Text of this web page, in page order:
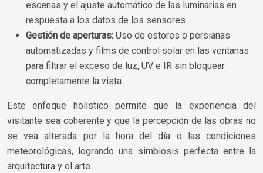
escenas y el ajuste automático de las luminarias en
respuesta a los datos de los sensores.
Gestión de aperturas: Uso de estores o persianas
automatizadas y films de control solar en las ventanas
para filtrar el exceso de luz, UV e IR sin bloquear
completamente la vista.
Este enfoque holístico permite que la experiencia del
visitante sea coherente y que la percepción de las obras no
se vea alterada por la hora del día o las condiciones
meteorológicas, logrando una simbiosis perfecta entre la
arquitectura y el arte.